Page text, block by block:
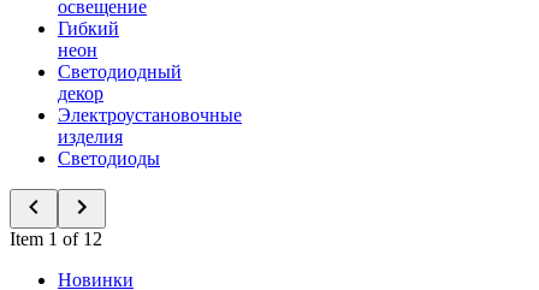
освещение
Гибкий
неон
Светодиодный
декор
Электроустановочные
изделия
Светодиоды
Item 1 of 12
Новинки